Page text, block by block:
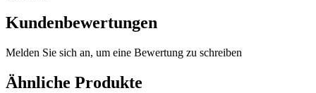
Kundenbewertungen
Melden Sie sich an, um eine Bewertung zu schreiben
Ähnliche Produkte